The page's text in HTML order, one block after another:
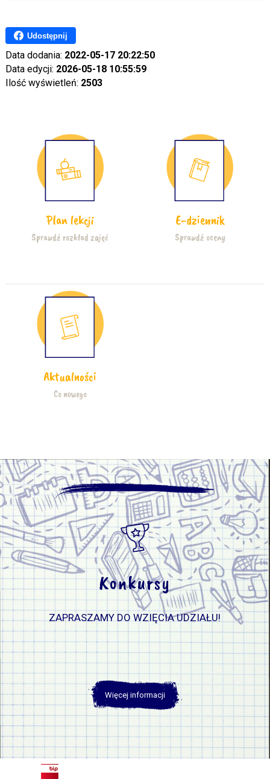
Udostępnij
Data dodania: 2022-05-17 20:22:50
Data edycji: 2026-05-18 10:55:59
Ilość wyświetleń: 2503
Plan lekcji
Sprawdź rozkład zajęć
E-dziennik
Sprawdź oceny
Aktualności
Co nowego
Konkursy
ZAPRASZAMY DO WZIĘCIA UDZIAŁU!
Więcej informacji